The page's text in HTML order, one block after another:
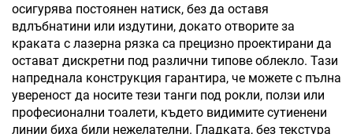
осигурява постоянен натиск, без да оставя
вдлъбнатини или издутини, докато отворите за
краката с лазерна рязка са прецизно проектирани да
остават дискретни под различни типове облекло. Тази
напреднала конструкция гарантира, че можете с пълна
увереност да носите тези танги под рокли, ползи или
професионални тоалети, където видимите сутиенени
линии биха били нежелателни. Гладката, без текстура